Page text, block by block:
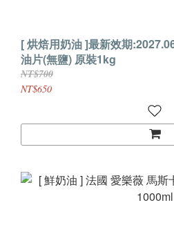
[ 烘焙用奶油 ]最新效期
油片(無鹽) 原裝1kg
NT$700
NT$650